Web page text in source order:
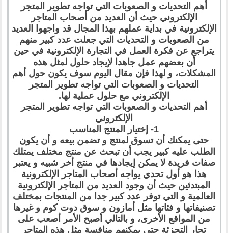
أهم التحديات و الصعوبات التي تواجه تطوير المتجر
الإلكتروني حيث أن العديد من أصحاب المتاجر
الإلكترونية في بداية عملهم بهذا المجال قد واجهوا العديد
من الصعوبات و التحديات التي جعلت عدد كبير منهم
يتراجع عن فكرة العمل في التجارة الإلكترونية في حين
أن بعضهم عمل جاهدا لإيجاد حلول لمثل هذه
المشكلات، و لهذا فإن مقال اليوم سوف يكون حول أهم
التحديات و الصعوبات التي تواجه تطوير المتجر
الإلكتروني مع حلول عملية لها.
أهم التحديات و الصعوبات التي تواجه تطوير المتجر
الإلكتروني
1- إختيار المنتج المناسب
حتى يمكنك أن تسوق لمنتج و تضمن بيعه و أن يكون
الطلب عليه كبير يجب أن تبحث عن منتج مختلف يمتلك
صفات فريدة لا يمكن إيجادها في منتج أخر شبيه و يعتبر
هذا هو أول تحدي يواجه أصحاب المتاجر الإلكترونية
المبتدئين حيث أن وجود العديد من المتاجر الإلكترونية
العالمية و التي توفر عدد كبير جدا من المنتجات بمختلف
تصنيفاتها و فئاتها مثل أمازون و سوق دوت كوم و غيرها
من المواقع الأخرى، و بالتالي أصبح الأمر أصعب على
تجار التجزئة حتى يمكنهم منافسة مثل هذه المتاجر